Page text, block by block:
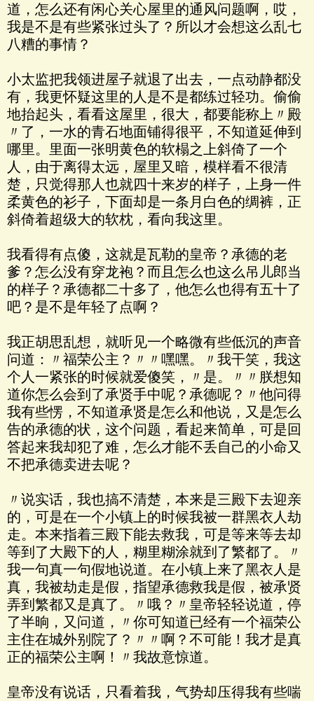
道，怎么还有闲心关心屋里的通风问题啊，哎，
我是不是有些紧张过头了？所以才会想这么乱七
八糟的事情？
小太监把我领进屋子就退了出去，一点动静都没
有，我更怀疑这里的人是不是都练过轻功。偷偷
地抬起头，看看这屋里，很大，都要能称上〃殿
〃了，一水的青石地面铺得很平，不知道延伸到
哪里。里面一张明黄色的软榻之上斜倚了一个
人，由于离得太远，屋里又暗，模样看不很清
楚，只觉得那人也就四十来岁的样子，上身一件
柔黄色的衫子，下面却是一条月白色的绸裤，正
斜倚着超级大的软枕，看向我这里。
我看得有点傻，这就是瓦勒的皇帝？承德的老
爹？怎么没有穿龙袍？而且怎么也这么吊儿郎当
的样子？承德都二十多了，他怎么也得有五十了
吧？是不是年轻了点啊？
我正胡思乱想，就听见一个略微有些低沉的声音
问道：〃福荣公主？〃〃嘿嘿。〃我干笑，我这
个人一紧张的时候就爱傻笑，〃是。〃〃朕想知
道你怎么会到了承贤手中呢？承德呢？〃他问得
我有些愣，不知道承贤是怎么和他说，又是怎么
告的承德的状，这个问题，看起来简单，可是回
答起来我却犯了难，怎么才能不丢自己的小命又
不把承德卖进去呢？
〃说实话，我也搞不清楚，本来是三殿下去迎亲
的，可是在一个小镇上的时候我被一群黑衣人劫
走。本来指着三殿下能去救我，可是等来等去却
等到了大殿下的人，糊里糊涂就到了繁都了。〃
我一句真一句假地说道。在小镇上来了黑衣人是
真，我被劫走是假，指望承德救我是假，被承贤
弄到繁都又是真了。〃哦？〃皇帝轻轻说道，停
了半晌，又问道，〃你可知道已经有一个福荣公
主住在城外别院了？〃〃啊？不可能！我才是真
正的福荣公主啊！〃我故意惊道。
皇帝没有说话，只看着我，气势却压得我有些喘